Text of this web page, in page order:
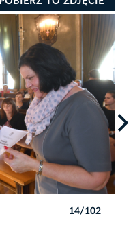
14/102